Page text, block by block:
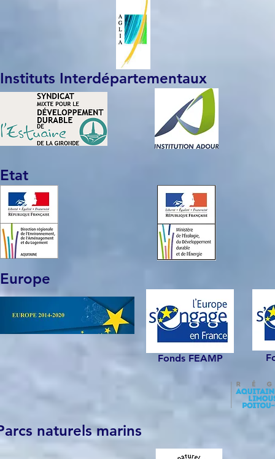
Etat
Instituts Interdépartementaux
Europe
Fonds FEAMP
naturels marins